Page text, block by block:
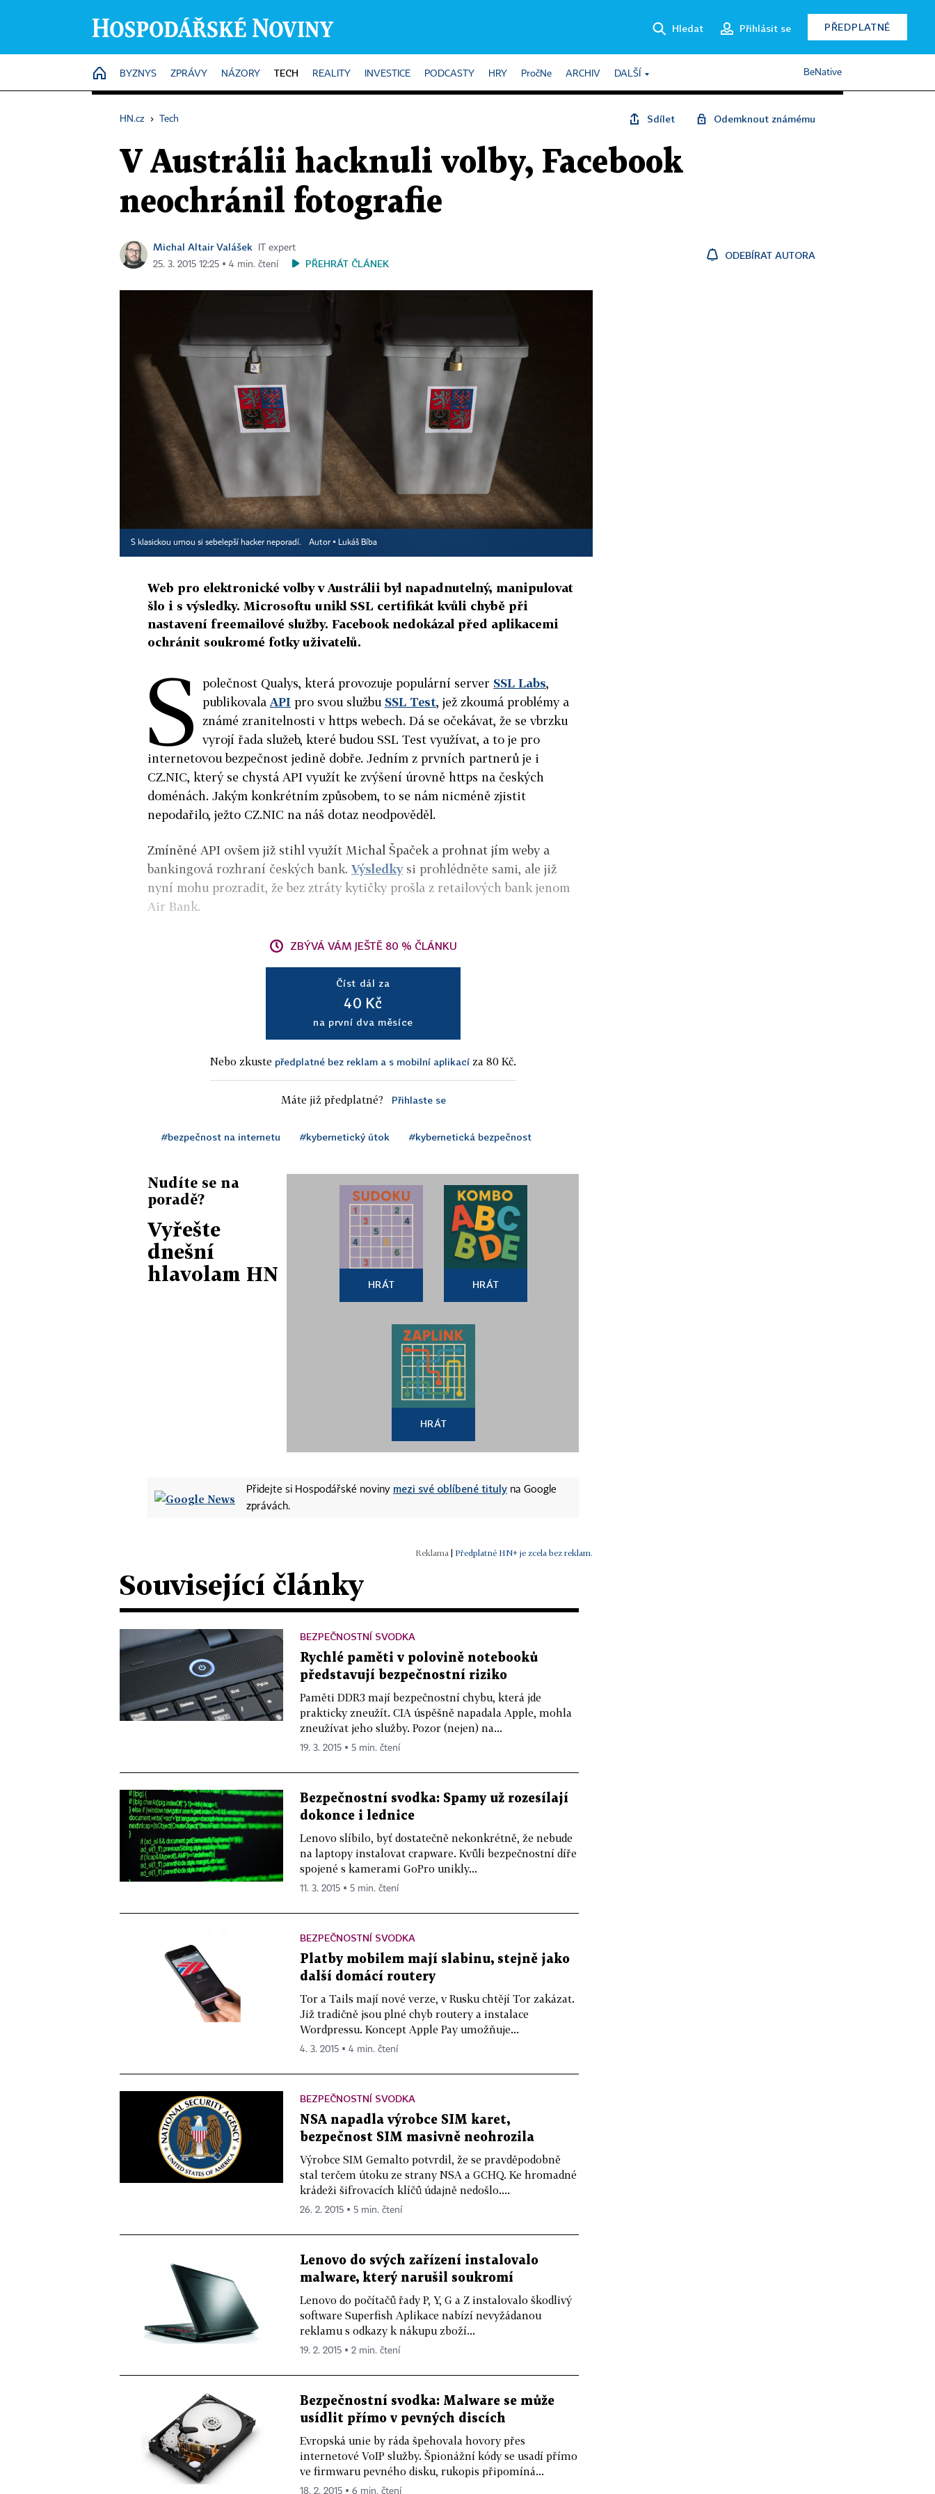
Hledat Přihlásit se PŘEDPLATNÉ
HOME
BYZNYS ZPRÁVY NÁZORY TECH REALITY INVESTICE PODCASTY HRY PročNe ARCHIV DALŠÍ BeNative
HN.cz › Tech Sdílet Odemknout známému
V Austrálii hacknuli volby, Facebook
neochránil fotografie
Michal Altair Valášek
IT expert
25. 3. 2015 12:25 ▪ 4 min. čtení
PŘEHRÁT ČLÁNEK
ODEBÍRAT AUTORA
S klasickou urnou si sebelepší hacker neporadí. Autor ▪ Lukáš Bíba
Web pro elektronické volby v Austrálii byl napadnutelný, manipulovat
šlo i s výsledky. Microsoftu unikl SSL certifikát kvůli chybě při
nastavení freemailové služby. Facebook nedokázal před aplikacemi
ochránit soukromé fotky uživatelů.
S polečnost Qualys, která provozuje populární server SSL Labs,
publikovala API pro svou službu SSL Test, jež zkoumá problémy a
známé zranitelnosti v https webech. Dá se očekávat, že se vbrzku
vyrojí řada služeb, které budou SSL Test využívat, a to je pro
internetovou bezpečnost jedině dobře. Jedním z prvních partnerů je i
CZ.NIC, který se chystá API využít ke zvýšení úrovně https na českých
doménách. Jakým konkrétním způsobem, to se nám nicméně zjistit
nepodařilo, ježto CZ.NIC na náš dotaz neodpověděl.
Zmíněné API ovšem již stihl využít Michal Špaček a prohnat jím weby a
bankingová rozhraní českých bank. Výsledkysi prohlédněte sami, ale již
nyní mohu prozradit, že bez ztráty kytičky prošla z retailových bank jenom
Air Bank.
ZBÝVÁ VÁM JEŠTĚ 80 % ČLÁNKU
Číst dál za
40 Kč
na první dva měsíce
Nebo zkuste předplatné bez reklam a s mobilní aplikací za 80 Kč.
Máte již předplatné? Přihlaste se
#bezpečnost na internetu #kybernetický útok #kybernetická bezpečnost
Nudíte se na
poradě?
Vyřešte
dnešní
hlavolam HN
HRÁT HRÁT
HRÁT
Přidejte si Hospodářské noviny mezi své oblíbené tituly na Google
zprávách.
| Předplatné HN+ je zcela bez reklam.
Související články
BEZPEČNOSTNÍ SVODKA
Rychlé paměti v polovině notebooků
představují bezpečnostní riziko
Paměti DDR3 mají bezpečnostní chybu, která jde
prakticky zneužít. CIA úspěšně napadala Apple, mohla
zneužívat jeho služby. Pozor (nejen) na...
19. 3. 2015 ▪ 5 min. čtení
Bezpečnostní svodka: Spamy už rozesílají
dokonce i lednice
Lenovo slíbilo, byť dostatečně nekonkrétně, že nebude
na laptopy instalovat crapware. Kvůli bezpečnostní díře
spojené s kamerami GoPro unikly...
11. 3. 2015 ▪ 5 min. čtení
BEZPEČNOSTNÍ SVODKA
Platby mobilem mají slabinu, stejně jako
další domácí routery
Tor a Tails mají nové verze, v Rusku chtějí Tor zakázat.
Již tradičně jsou plné chyb routery a instalace
Wordpressu. Koncept Apple Pay umožňuje...
4. 3. 2015 ▪ 4 min. čtení
BEZPEČNOSTNÍ SVODKA
NSA napadla výrobce SIM karet,
bezpečnost SIM masivně neohrozila
Výrobce SIM Gemalto potvrdil, že se pravděpodobně
stal terčem útoku ze strany NSA a GCHQ. Ke hromadné
krádeži šifrovacích klíčů údajně nedošlo....
26. 2. 2015 ▪ 5 min. čtení
Lenovo do svých zařízení instalovalo
malware, který narušil soukromí
Lenovo do počítačů řady P, Y, G a Z instalovalo škodlivý
software Superfish Aplikace nabízí nevyžádanou
reklamu s odkazy k nákupu zboží...
19. 2. 2015 ▪ 2 min. čtení
Bezpečnostní svodka: Malware se může
usídlit přímo v pevných discích
Evropská unie by ráda špehovala hovory přes
internetové VoIP služby. Špionážní kódy se usadí přímo
ve firmwaru pevného disku, rukopis připomíná...
18. 2. 2015 ▪ 6 min. čtení